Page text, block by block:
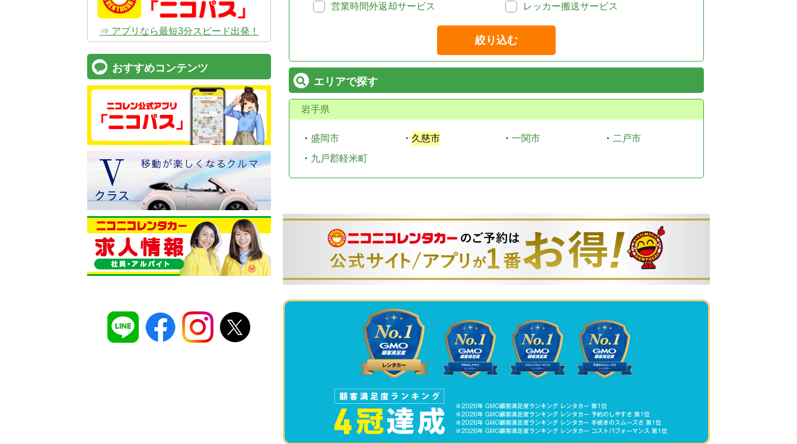
営業時間外返却サービス
レッカー搬送サービス
絞り込む
エリアで探す
岩手県
・ 盛岡市 ・ 久慈市 ・ 一関市 ・ 二戸市
・ 九戸郡軽米町
⇒ アプリなら最短3分スピード出発！
おすすめコンテンツ